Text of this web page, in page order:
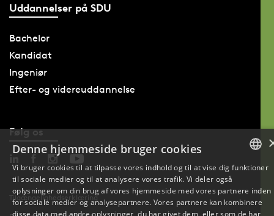
Uddannelser på SDU
Bachelor
Kandidat
Ingeniør
Efter- og videreuddannelse
Følg os
Tilgængelighedserklæring
ENGLISH
Denne hjemmeside bruger cookies
Vi bruger cookies til at tilpasse vores indhold og til at vise dig funktioner
til sociale medier og til at analysere vores trafik. Vi deler også
oplysninger om din brug af vores hjemmeside med vores partnere inden
for sociale medier og analysepartnere. Vores partnere kan kombinere
disse data med andre oplysninger, du har givet dem, eller som de har